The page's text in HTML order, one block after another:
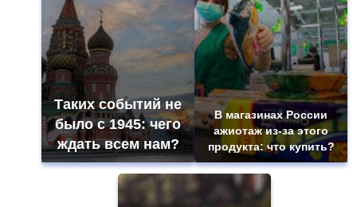
Таких событий не
было с 1945: чего
ждать всем нам?
В магазинах России
ажиотаж из-за этого
продукта: что купить?